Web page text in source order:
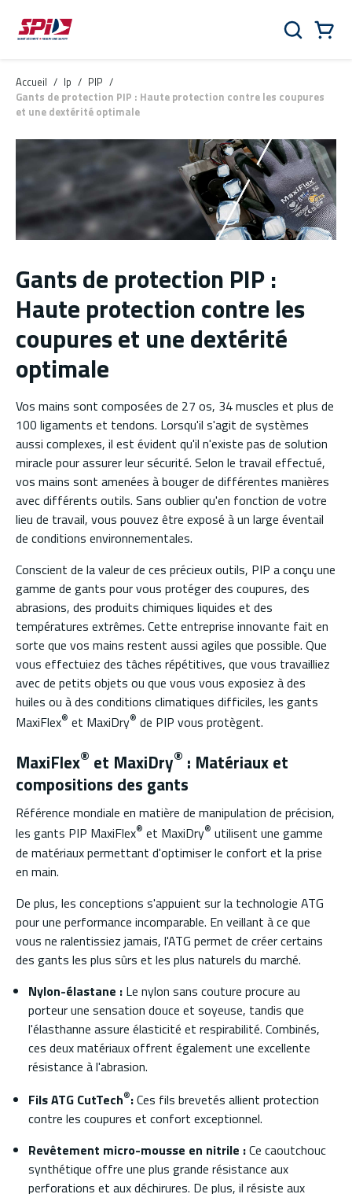
Aller au contenu principal
Skip to menu
Skip to footer
Rechercher
Accueil / lp / PIP /
Gants de protection PIP : Haute protection contre les coupures
et une dextérité optimale
Gants de protection PIP :
Haute protection contre les
coupures et une dextérité
optimale
Vos mains sont composées de 27 os, 34 muscles et plus de
100 ligaments et tendons. Lorsqu'il s'agit de systèmes
aussi complexes, il est évident qu'il n'existe pas de solution
miracle pour assurer leur sécurité. Selon le travail effectué,
vos mains sont amenées à bouger de différentes manières
avec différents outils. Sans oublier qu'en fonction de votre
lieu de travail, vous pouvez être exposé à un large éventail
de conditions environnementales.
Conscient de la valeur de ces précieux outils, PIP a conçu une
gamme de gants pour vous protéger des coupures, des
abrasions, des produits chimiques liquides et des
températures extrêmes. Cette entreprise innovante fait en
sorte que vos mains restent aussi agiles que possible. Que
vous effectuiez des tâches répétitives, que vous travailliez
avec de petits objets ou que vous vous exposiez à des
huiles ou à des conditions climatiques difficiles, les gants
MaxiFlex® et MaxiDry® de PIP vous protègent.
MaxiFlex® et MaxiDry® : Matériaux et
compositions des gants
Référence mondiale en matière de manipulation de précision,
les gants PIP MaxiFlex® et MaxiDry® utilisent une gamme
de matériaux permettant d'optimiser le confort et la prise
en main.
De plus, les conceptions s'appuient sur la technologie ATG
pour une performance incomparable. En veillant à ce que
vous ne ralentissiez jamais, l'ATG permet de créer certains
des gants les plus sûrs et les plus naturels du marché.
Nylon-élastane : Le nylon sans couture procure au
porteur une sensation douce et soyeuse, tandis que
l'élasthanne assure élasticité et respirabilité. Combinés,
ces deux matériaux offrent également une excellente
résistance à l'abrasion.
Fils ATG CutTech®:Ces fils brevetés allient protection
contre les coupures et confort exceptionnel.
Revêtement micro-mousse en nitrile :Ce caoutchouc
synthétique offre une plus grande résistance aux
perforations et aux déchirures. De plus, il résiste aux